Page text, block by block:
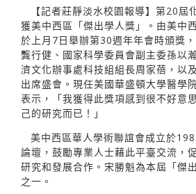
【記者莊靜淡水校園報導】第20屆
獲美中西區「傑出學人獎」。由美中
於上月7日舉辦第30週年年會時頒獎
龔行健、國家科學委員會副主委孫以
濟文化辦事處科技組組長周家蓓，以
出席盛會。現任美國華盛頓大學醫學
表示，「我獲得此獎項感到很不好意
己的研究而已！」
美中西區華人學術聯誼會成立於
論壇，鼓勵專業人士藉此平臺交流，
研究和發展合作。宋勝魁為本屆「傑
之一。